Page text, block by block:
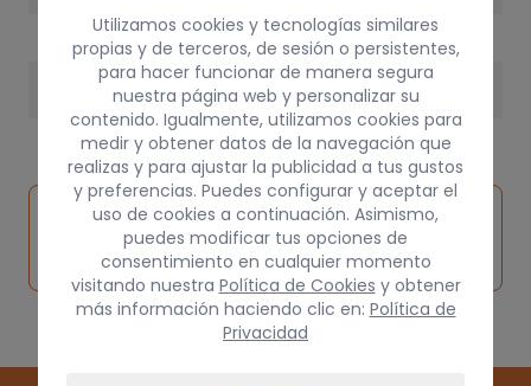
100 kg
Inspeccionar
vehículo de
origen
Solicitar
pieza
Consultar
por
Utilizamos cookies y tecnologías similares
propias y de terceros, de sesión o persistentes,
para hacer funcionar de manera segura
nuestra página web y personalizar su
contenido. Igualmente, utilizamos cookies para
medir y obtener datos de la navegación que
realizas y para ajustar la publicidad a tus gustos
y preferencias. Puedes configurar y aceptar el
uso de cookies a continuación. Asimismo,
puedes modificar tus opciones de
consentimiento en cualquier momento
visitando nuestra Política de Cookies y obtener
más información haciendo clic en: Política de
Privacidad